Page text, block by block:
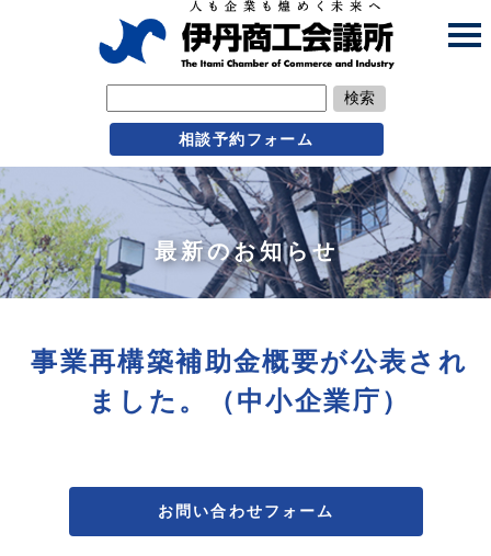
検索
相談予約フォーム
最新のお知らせ
事業再構築補助金概要が公表され
ました。（中小企業庁）
お問い合わせフォーム